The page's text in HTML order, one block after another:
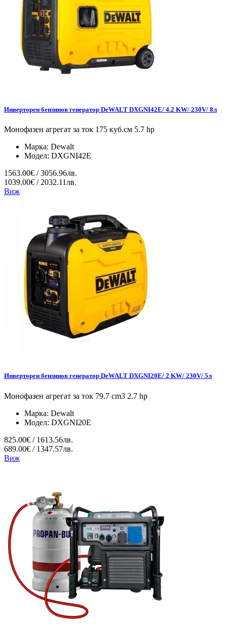
Инверторен бензинов генератор DeWALT DXGNI42E/ 4.2 KW/ 230V/ 8л
Монофазен агрегат за ток 175 куб.см 5.7 hp
Марка: Dewalt
Модел: DXGNI42E
1563.00€ / 3056.96лв.
1039.00€ / 2032.11лв.
Виж
Инверторен бензинов генератор DeWALT DXGNI20E/ 2 KW/ 230V/ 5л
Монофазен агрегат за ток 79.7 cm3 2.7 hp
Марка: Dewalt
Модел: DXGNI20E
825.00€ / 1613.56лв.
689.00€ / 1347.57лв.
Виж